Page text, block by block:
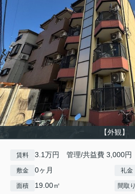
【外観】
賃料 3.1万円 管理/共益費 3,000円
敷金 0ヶ月 礼金
面積 19.00㎡ 間取り